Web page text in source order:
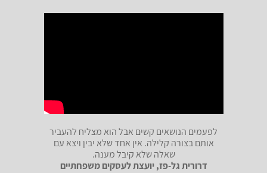
לפעמים הנושאים קשים אבל הוא מצליח להעביר
אותם בצורה קלילה. אין אחד שלא יבין ויצא עם
שאלה שלא קיבל מענה.
דרורית גל-פז, יועצת לעסקים משפחתיים